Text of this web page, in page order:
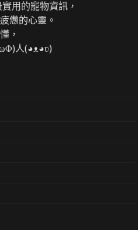
用的寵物資訊，
憊的心靈。
，
人(◕ᴥ◕ʋ)